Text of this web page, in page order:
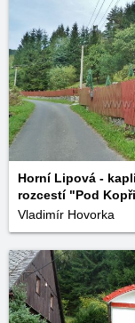
Horní Lipová -
rozcestí "Pod
Vladimír Hovorka